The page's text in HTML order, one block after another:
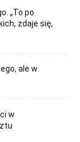
„To po
zdaje się,
ale w
w